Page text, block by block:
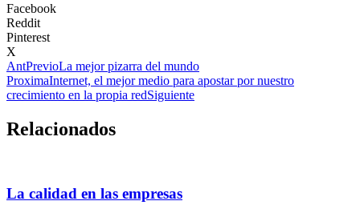
Facebook
Reddit
Pinterest
X
AntPrevioLa mejor pizarra del mundo
ProximaInternet, el mejor medio para apostar por nuestro
crecimiento en la propia redSiguiente
Relacionados
La calidad en las empresas